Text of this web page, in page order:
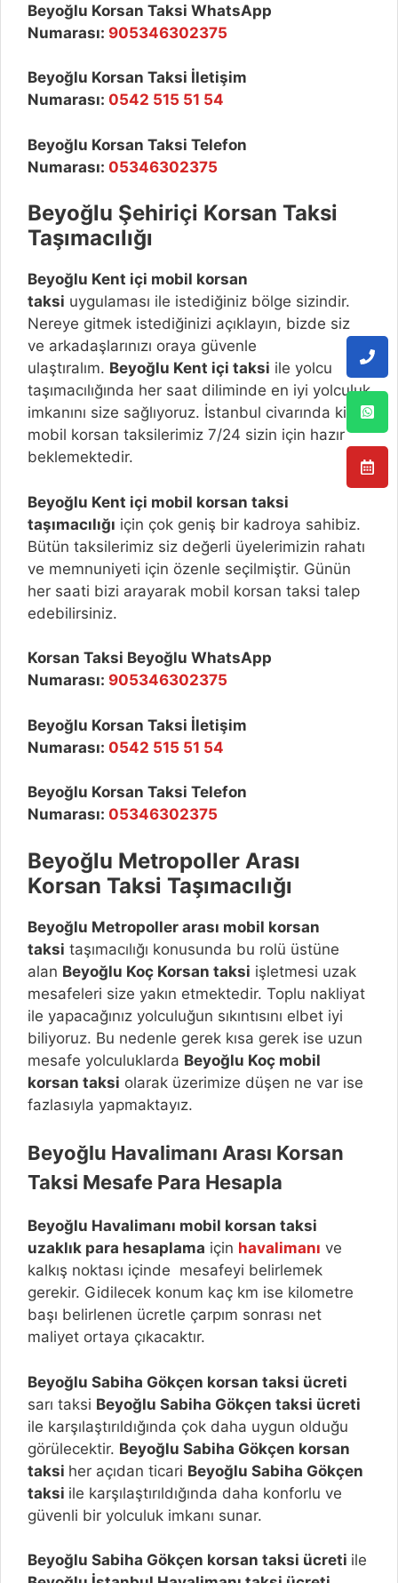
Beyoğlu Korsan Taksi WhatsApp
Numarası: 905346302375
Beyoğlu Korsan Taksi İletişim
Numarası: 0542 515 51 54
Beyoğlu Korsan Taksi Telefon
Numarası: 05346302375
Beyoğlu Şehiriçi Korsan Taksi
Taşımacılığı
Beyoğlu Kent içi mobil korsan
taksi uygulaması ile istediğiniz bölge sizindir.
Nereye gitmek istediğinizi açıklayın, bizde siz
ve arkadaşlarınızı oraya güvenle
ulaştıralım. Beyoğlu Kent içi taksi ile yolcu
taşımacılığında her saat diliminde en iyi yolculuk
imkanını size sağlıyoruz. İstanbul civarında ki
mobil korsan taksilerimiz 7/24 sizin için hazır
beklemektedir.
Beyoğlu Kent içi mobil korsan taksi
taşımacılığı için çok geniş bir kadroya sahibiz.
Bütün taksilerimiz siz değerli üyelerimizin rahatı
ve memnuniyeti için özenle seçilmiştir. Günün
her saati bizi arayarak mobil korsan taksi talep
edebilirsiniz.
Korsan Taksi Beyoğlu WhatsApp
Numarası: 905346302375
Beyoğlu Korsan Taksi İletişim
Numarası: 0542 515 51 54
Beyoğlu Korsan Taksi Telefon
Numarası: 05346302375
Beyoğlu Metropoller Arası
Korsan Taksi Taşımacılığı
Beyoğlu Metropoller arası mobil korsan
taksi taşımacılığı konusunda bu rolü üstüne
alan Beyoğlu Koç Korsan taksi işletmesi uzak
mesafeleri size yakın etmektedir. Toplu nakliyat
ile yapacağınız yolculuğun sıkıntısını elbet iyi
biliyoruz. Bu nedenle gerek kısa gerek ise uzun
mesafe yolculuklarda Beyoğlu Koç mobil
korsan taksi olarak üzerimize düşen ne var ise
fazlasıyla yapmaktayız.
Beyoğlu Havalimanı Arası Korsan
Taksi Mesafe Para Hesapla
Beyoğlu Havalimanı mobil korsan taksi
uzaklık para hesaplama için havalimanı ve
kalkış noktası içinde mesafeyi belirlemek
gerekir. Gidilecek konum kaç km ise kilometre
başı belirlenen ücretle çarpım sonrası net
maliyet ortaya çıkacaktır.
Beyoğlu Sabiha Gökçen korsan taksi ücreti
sarı taksi Beyoğlu Sabiha Gökçen taksi ücreti
ile karşılaştırıldığında çok daha uygun olduğu
görülecektir. Beyoğlu Sabiha Gökçen korsan
taksi her açıdan ticari Beyoğlu Sabiha Gökçen
taksi ile karşılaştırıldığında daha konforlu ve
güvenli bir yolculuk imkanı sunar.
Beyoğlu Sabiha Gökçen korsan taksi ücreti ile